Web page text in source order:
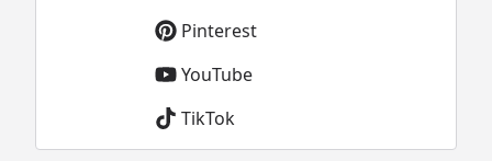
Pinterest
YouTube
TikTok